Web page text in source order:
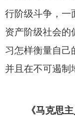
行阶级斗争，一
资产阶级社会的
习怎样衡量自己
并且在不可遏制
《马克思